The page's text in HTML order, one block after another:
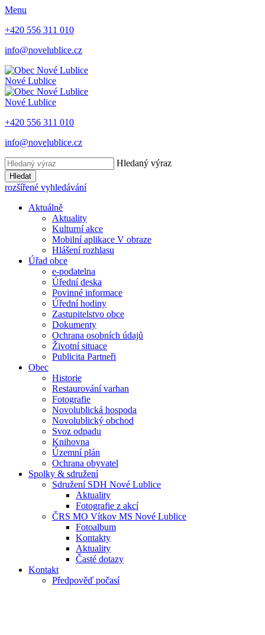
Menu
+420 556 311 010
info@novelublice.cz
Nové Lublice
Nové Lublice
+420 556 311 010
info@novelublice.cz
Hledaný výraz
Hledat
rozšířené vyhledávání
Aktuálně
Aktuality
Kulturní akce
Mobilní aplikace V obraze
Hlášení rozhlasu
Úřad obce
e-podatelna
Úřední deska
Povinné informace
Úřední hodiny
Zastupitelstvo obce
Dokumenty
Ochrana osobních údajů
Životní situace
Publicita Partneři
Obec
Historie
Restaurování varhan
Fotografie
Novolublická hospoda
Novolublický obchod
Svoz odpadu
Knihovna
Územní plán
Ochrana obyvatel
Spolky & sdružení
Sdružení SDH Nové Lublice
Aktuality
Fotografie z akcí
ČRS MO Vítkov MS Nové Lublice
Fotoalbum
Kontakty
Aktuality
Časté dotazy
Kontakt
Předpověď počasí